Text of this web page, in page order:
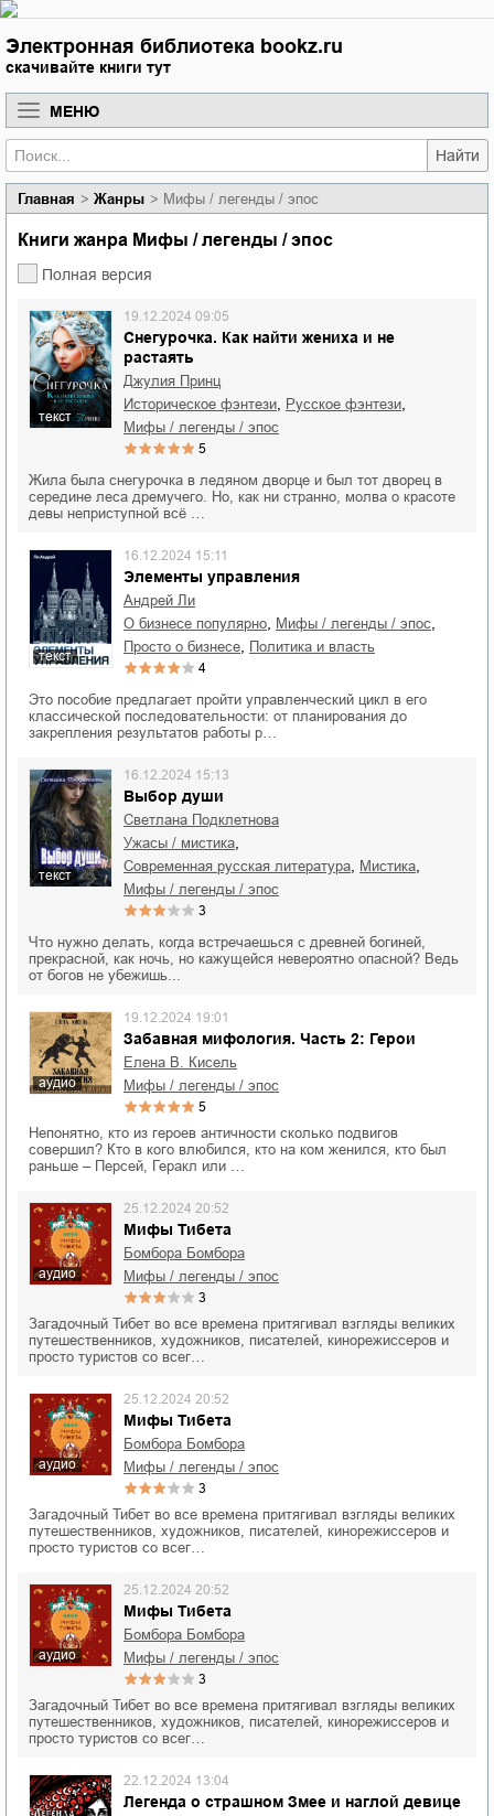
Электронная библиотека bookz.ru
скачивайте книги тут
МЕНЮ
Найти
Главная Жанры Мифы / легенды / эпос
Книги жанра Мифы / легенды / эпос
Полная версия
текст
Снегурочка. Как найти жениха и не
растаять
19.12.2024 09:05
Джулия Принц
историческое фэнтези
русское фэнтези
мифы / легенды / эпос
5
Жила была снегурочка в ледяном дворце и был тот дворец в
середине леса дремучего. Но, как ни странно, молва о красоте
девы неприступной всё …
текст
Элементы управления
16.12.2024 15:11
Андрей Ли
о бизнесе популярно
мифы / легенды / эпос
просто о бизнесе политика и власть
4
Это пособие предлагает пройти управленческий цикл в его
классической последовательности: от планирования до
закрепления результатов работы р…
текст
Выбор души
16.12.2024 15:13
Светлана Подклетнова
ужасы / мистика
современная русская литература мистика
мифы / легенды / эпос
3
Что нужно делать, когда встречаешься с древней богиней,
прекрасной, как ночь, но кажущейся невероятно опасной? Ведь
от богов не убежишь...
аудио
Забавная мифология. Часть 2: Герои
19.12.2024 19:01
Елена В. Кисель
мифы / легенды / эпос
5
Непонятно, кто из героев античности сколько подвигов
совершил? Кто в кого влюбился, кто на ком женился, кто был
раньше – Персей, Геракл или …
аудио
Мифы Тибета
25.12.2024 20:52
Бомбора Бомбора
мифы / легенды / эпос
3
Загадочный Тибет во все времена притягивал взгляды великих
путешественников, художников, писателей, кинорежиссеров и
просто туристов со всег…
аудио
Мифы Тибета
25.12.2024 20:52
Бомбора Бомбора
мифы / легенды / эпос
3
Загадочный Тибет во все времена притягивал взгляды великих
путешественников, художников, писателей, кинорежиссеров и
просто туристов со всег…
аудио
Мифы Тибета
25.12.2024 20:52
Бомбора Бомбора
мифы / легенды / эпос
3
Загадочный Тибет во все времена притягивал взгляды великих
путешественников, художников, писателей, кинорежиссеров и
просто туристов со всег…
Легенда о страшном Змее и наглой девице
22.12.2024 13:04